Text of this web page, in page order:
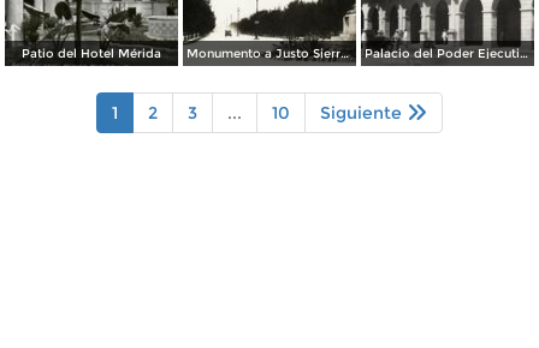
Patio del Hotel Mérida Monumento a Justo Sierra y Paseo Montejo Palacio del Poder Ejecutivo
1 2 3 ... 10 Siguiente